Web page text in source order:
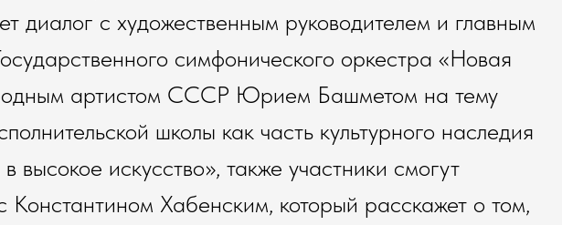
диалог с художественным руководителем и главным
симфонического оркестра «Новая
артистом СССР Юрием Башметом на тему
школы как часть культурного наследия
высокое искусство», также участники смогут
Константином Хабенским, который расскажет о том,